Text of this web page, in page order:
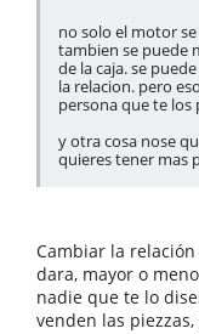
no solo el motor
tambien se puede
de la caja. se
la relacion. pero
persona que te los
y otra cosa nose
quieres tener mas
Cambiar la
dara, mayor o
nadie que te lo
venden las